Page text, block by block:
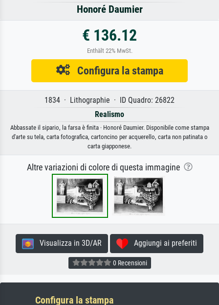
Honoré Daumier
€ 136.12
Enthält 22% MwSt.
Configura la stampa
1834 · Lithographie · ID Quadro: 26822
Realismo
Abbassate il sipario, la farsa è finita · Honoré Daumier. Disponibile come stampa
d'arte su tela, carta fotografica, cartoncino per acquerello, carta non patinata o
carta giapponese.
Altre variazioni di colore di questa immagine
Visualizza in 3D/AR Aggiungi ai preferiti
0 Recensioni
Configura la stampa